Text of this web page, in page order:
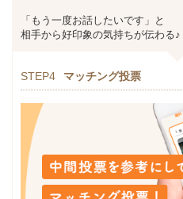
「もう一度お話したいです」と
相手から好印象の気持ちが伝わる♪
STEP4 マッチング投票